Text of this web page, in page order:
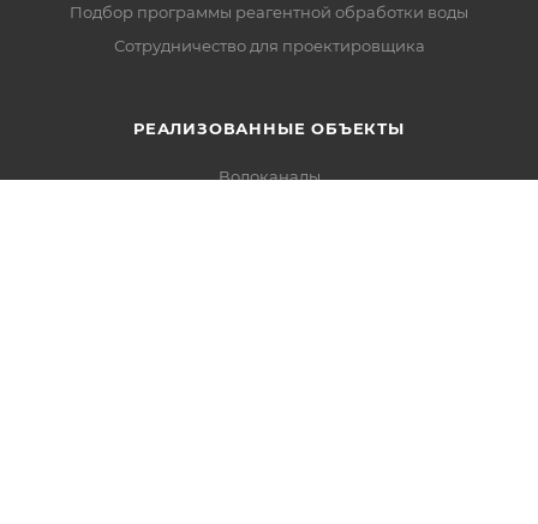
Подбор программы реагентной обработки воды
Сотрудничество для проектировщика
РЕАЛИЗОВАННЫЕ ОБЪЕКТЫ
Водоканалы